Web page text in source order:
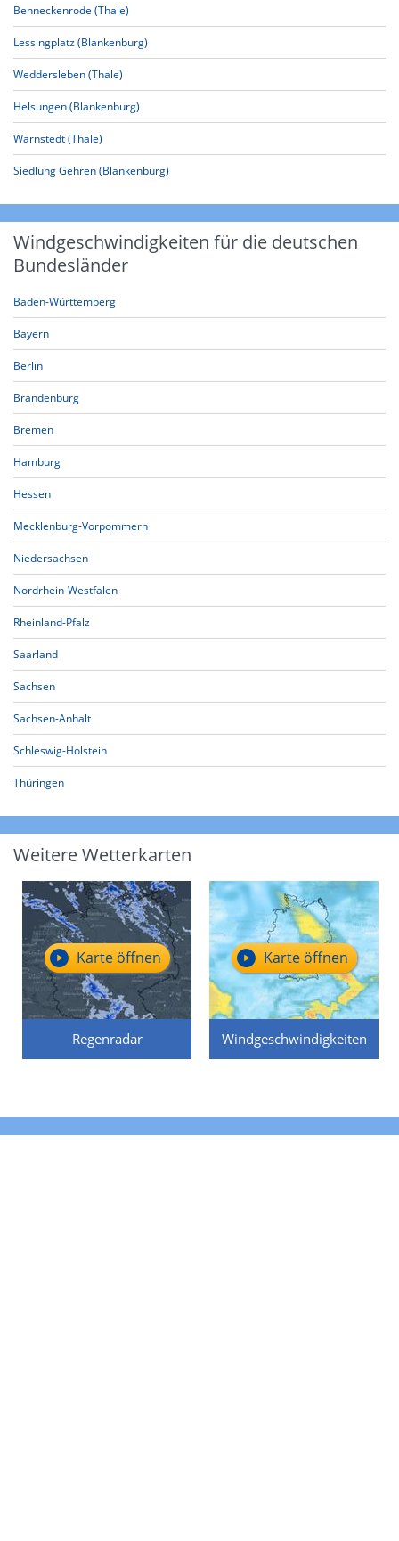
Benneckenrode (Thale)
Lessingplatz (Blankenburg)
Weddersleben (Thale)
Helsungen (Blankenburg)
Warnstedt (Thale)
Siedlung Gehren (Blankenburg)
Windgeschwindigkeiten für die deutschen
Bundesländer
Baden-Württemberg
Bayern
Berlin
Brandenburg
Bremen
Hamburg
Hessen
Mecklenburg-Vorpommern
Niedersachsen
Nordrhein-Westfalen
Rheinland-Pfalz
Saarland
Sachsen
Sachsen-Anhalt
Schleswig-Holstein
Thüringen
Weitere Wetterkarten
Regenradar
Karte öffnen
Windgeschwindigkeiten
Karte öffnen